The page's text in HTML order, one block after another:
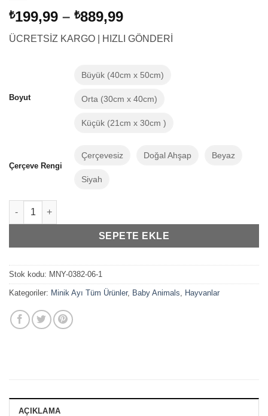
₺199,99 – ₺889,99Fiyat
aralığı:
₺199,99
₺889,99
ÜCRETSİZ KARGO | HIZLI GÖNDERİ
Boyut
Büyük (40cm x 50cm)
Orta (30cm x 40cm)
Küçük (21cm x 30cm )
Çerçeve Rengi
Çerçevesiz Doğal Ahşap Beyaz
Siyah
Minik Ayı Bebek Odası Dekorasyon Baby Animals Zürafa
SEPETE EKLE
Stok kodu: MNY-0382-06-1
Kategoriler: Minik Ayı Tüm Ürünler, Baby Animals Hayvanlar
AÇIKLAMA